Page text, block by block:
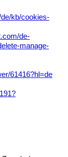
kb/cookies-
de-
manage-
61416?hl=de